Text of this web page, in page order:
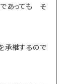
あっても そ
承継するので